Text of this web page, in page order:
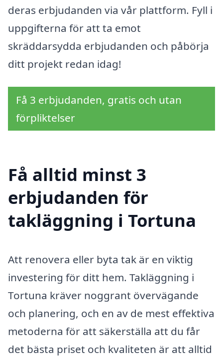
deras erbjudanden via vår plattform. Fyll i
uppgifterna för att ta emot
skräddarsydda erbjudanden och påbörja
ditt projekt redan idag!
Få 3 erbjudanden, gratis och utan
förpliktelser
Få alltid minst 3
erbjudanden för
takläggning i Tortuna
Att renovera eller byta tak är en viktig
investering för ditt hem. Takläggning i
Tortuna kräver noggrant övervägande
och planering, och en av de mest effektiva
metoderna för att säkerställa att du får
det bästa priset och kvaliteten är att alltid